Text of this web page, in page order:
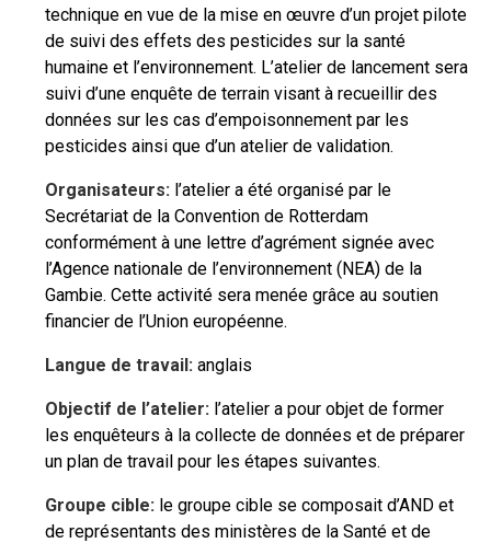
technique en vue de la mise en œuvre d’un projet pilote
de suivi des effets des pesticides sur la santé
humaine et l’environnement. L’atelier de lancement sera
suivi d’une enquête de terrain visant à recueillir des
données sur les cas d’empoisonnement par les
pesticides ainsi que d’un atelier de validation.
Organisateurs: l’atelier a été organisé par le
Secrétariat de la Convention de Rotterdam
conformément à une lettre d’agrément signée avec
l’Agence nationale de l’environnement (NEA) de la
Gambie. Cette activité sera menée grâce au soutien
financier de l’Union européenne.
Langue de travail: anglais
Objectif de l’atelier: l’atelier a pour objet de former
les enquêteurs à la collecte de données et de préparer
un plan de travail pour les étapes suivantes.
Groupe cible: le groupe cible se composait d’AND et
de représentants des ministères de la Santé et de